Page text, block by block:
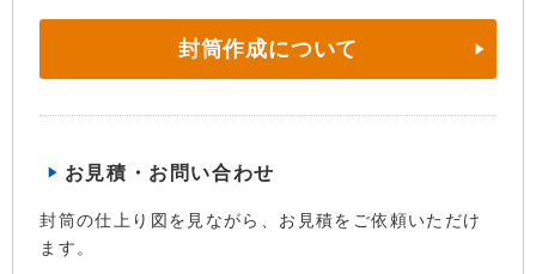
封筒作成について
お見積・お問い合わせ
封筒の仕上り図を見ながら、お見積をご依頼いただけ
ます。